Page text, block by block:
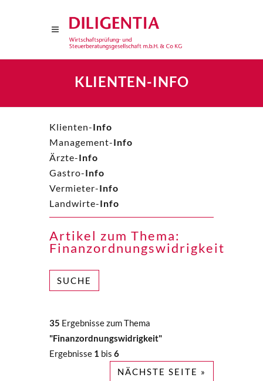
KLIENTEN-INFO
Klienten-Info
Management-Info
Ärzte-Info
Gastro-Info
Vermieter-Info
Landwirte-Info
Artikel zum Thema:
Finanzordnungswidrigkeit
SUCHE
35 Ergebnisse zum Thema
"Finanzordnungswidrigkeit"
Ergebnisse 1 bis 6
NÄCHSTE SEITE »